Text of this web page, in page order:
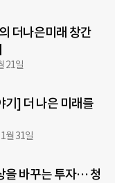
더나은미래 창간
21일
기] 더 나은 미래를
월 31일
바꾸는 투자… 청